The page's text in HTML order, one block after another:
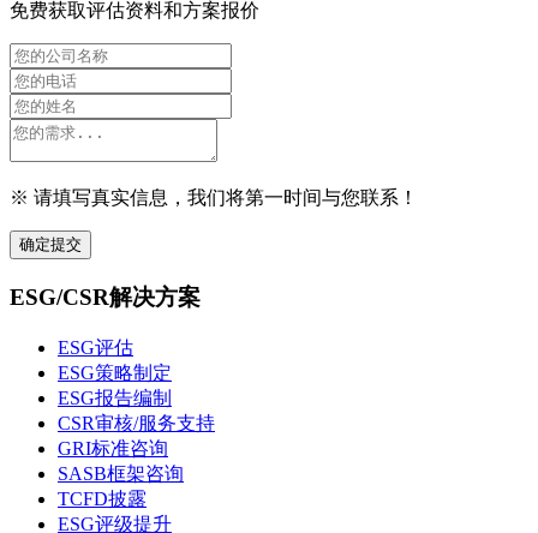
免费获取评估资料和方案报价
※ 请填写真实信息，我们将第一时间与您联系！
确定提交
ESG/CSR解决方案
ESG评估
ESG策略制定
ESG报告编制
CSR审核/服务支持
GRI标准咨询
SASB框架咨询
TCFD披露
ESG评级提升